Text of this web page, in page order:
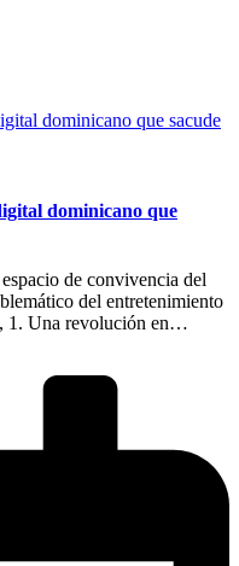
dominicano que
de convivencia del
del entretenimiento
1. Una revolución en…